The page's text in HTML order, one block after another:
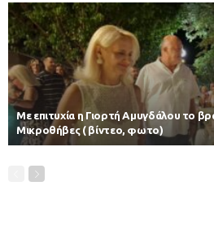
Με επιτυχία η Γιορτή Αμυγδάλου το
Μικροθήβες ( βίντεο, φωτο)